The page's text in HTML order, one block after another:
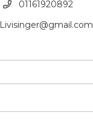
01161920892
Livisinger@gmail.com